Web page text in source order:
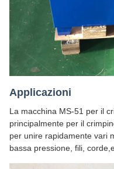
Applicazioni
La macchina MS-51 per il
principalmente per il
per unire rapidamente vari
bassa pressione, fili,